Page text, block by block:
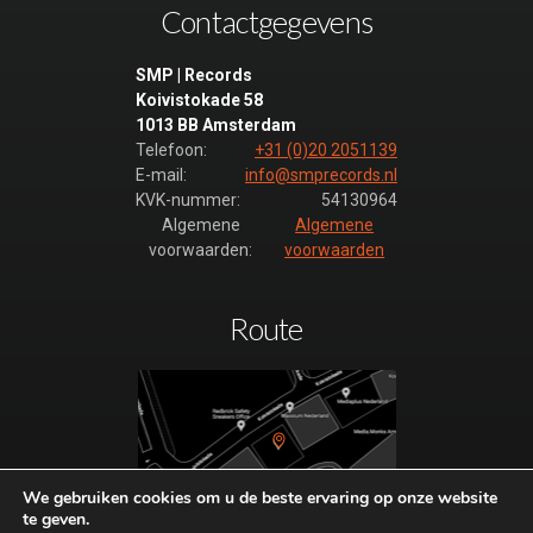
Contactgegevens
SMP | Records
Koivistokade 58
1013 BB Amsterdam
Telefoon:
+31 (0)20 2051139
E-mail:
info@smprecords.nl
KVK-nummer:
54130964
Algemene
voorwaarden:
Algemene
voorwaarden
Route
We gebruiken cookies om u de beste ervaring op onze website
te geven.